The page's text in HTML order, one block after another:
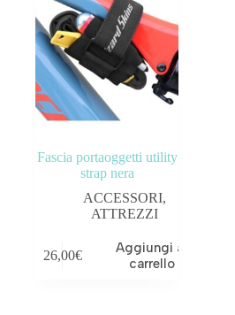
Categorie prodotto
ABBIGLIAMENTO
ACCESSORI
BICICLETTE
OUTLET
Fascia portaoggetti utility
strap nera
ACCESSORI,
ATTREZZI
26,00€
Aggiungi al
carrello